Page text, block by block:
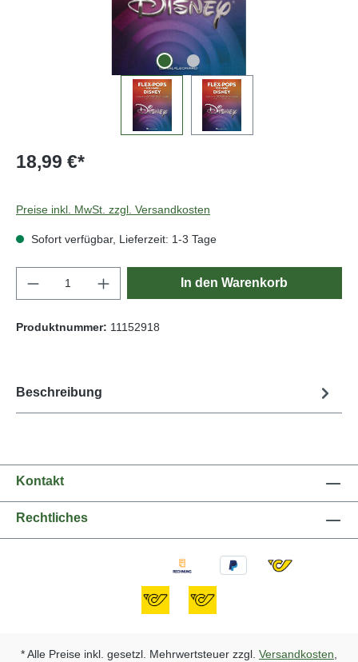
18,99 €*
Preise inkl. MwSt. zzgl. Versandkosten
Sofort verfügbar, Lieferzeit: 1-3 Tage
Produkt Anzahl: Gib den gewünschten
In den Warenkorb
Produktnummer: 11152918
Beschreibung
Kontakt
Rechtliches
* Alle Preise inkl. gesetzl. Mehrwertsteuer zzgl. Versandkosten